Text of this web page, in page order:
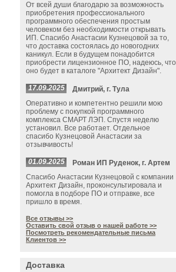
От всей души благодарю за возможность
приобретения профессионального
программного обеспечения простым
человеком без необходимости открывать
ИП. Спасибо Анастасии Кузнецовой за то,
что доставка состоялась до новогодних
каникул. Если в будущем понадобится
приобрести лицензионное ПО, надеюсь, что
оно будет в каталоге "Архитект Дизайн".
17.09.2025
Дмитрий, г. Тула
Оперативно и компетентно решили мою
проблему с покупкой программного
комплекса СМАРТ ЛЭП. Спустя неделю
установил. Все работает. Отдельное
спасибо Кузнецовой Анастасии за
отзывчивость!
01.09.2025
Роман ИП Руденок, г. Артем
Спасибо Анастасии Кузнецовой с компании
Архитект Дизайн, проконсультировала и
помогла в подборе ПО и отправке, все
пришло в время.
Все отзывы >>
Оставить свой отзыв о нашей работе >>
Посмотреть рекомендательные письма
Клиентов >>
Доставка